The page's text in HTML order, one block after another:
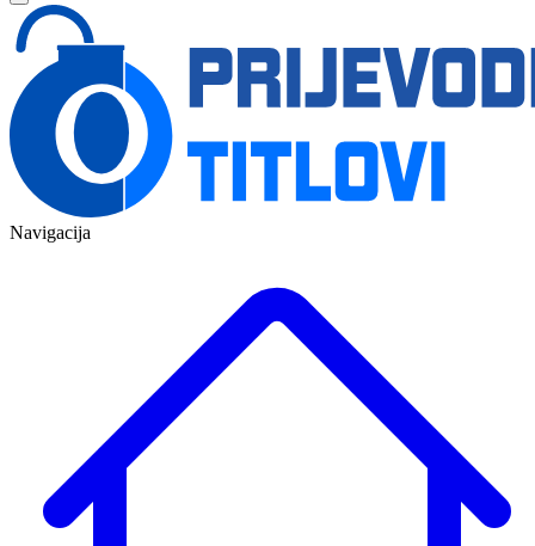
Navigacija